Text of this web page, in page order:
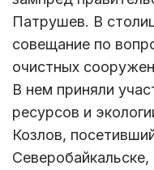
Патрушев. В
совещание по
очистных
В нем приняли
ресурсов и
Козлов,